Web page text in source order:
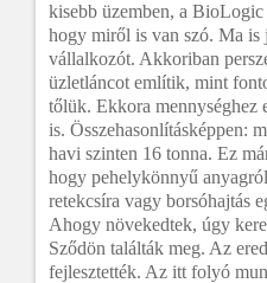
kisebb üzemben, a
hogy miről is van szó. Ma is
vállalkozót. Akkoriban
üzletláncot említik, mint
tőlük. Ekkora mennységhez
is. Összehasonlításképpen:
havi szinten 16 tonna. Ez
hogy pehelykönnyű
retekcsíra vagy borsóhajtás
Ahogy növekedtek, úgy
Sződön találták meg. Az
fejlesztették. Az itt folyó